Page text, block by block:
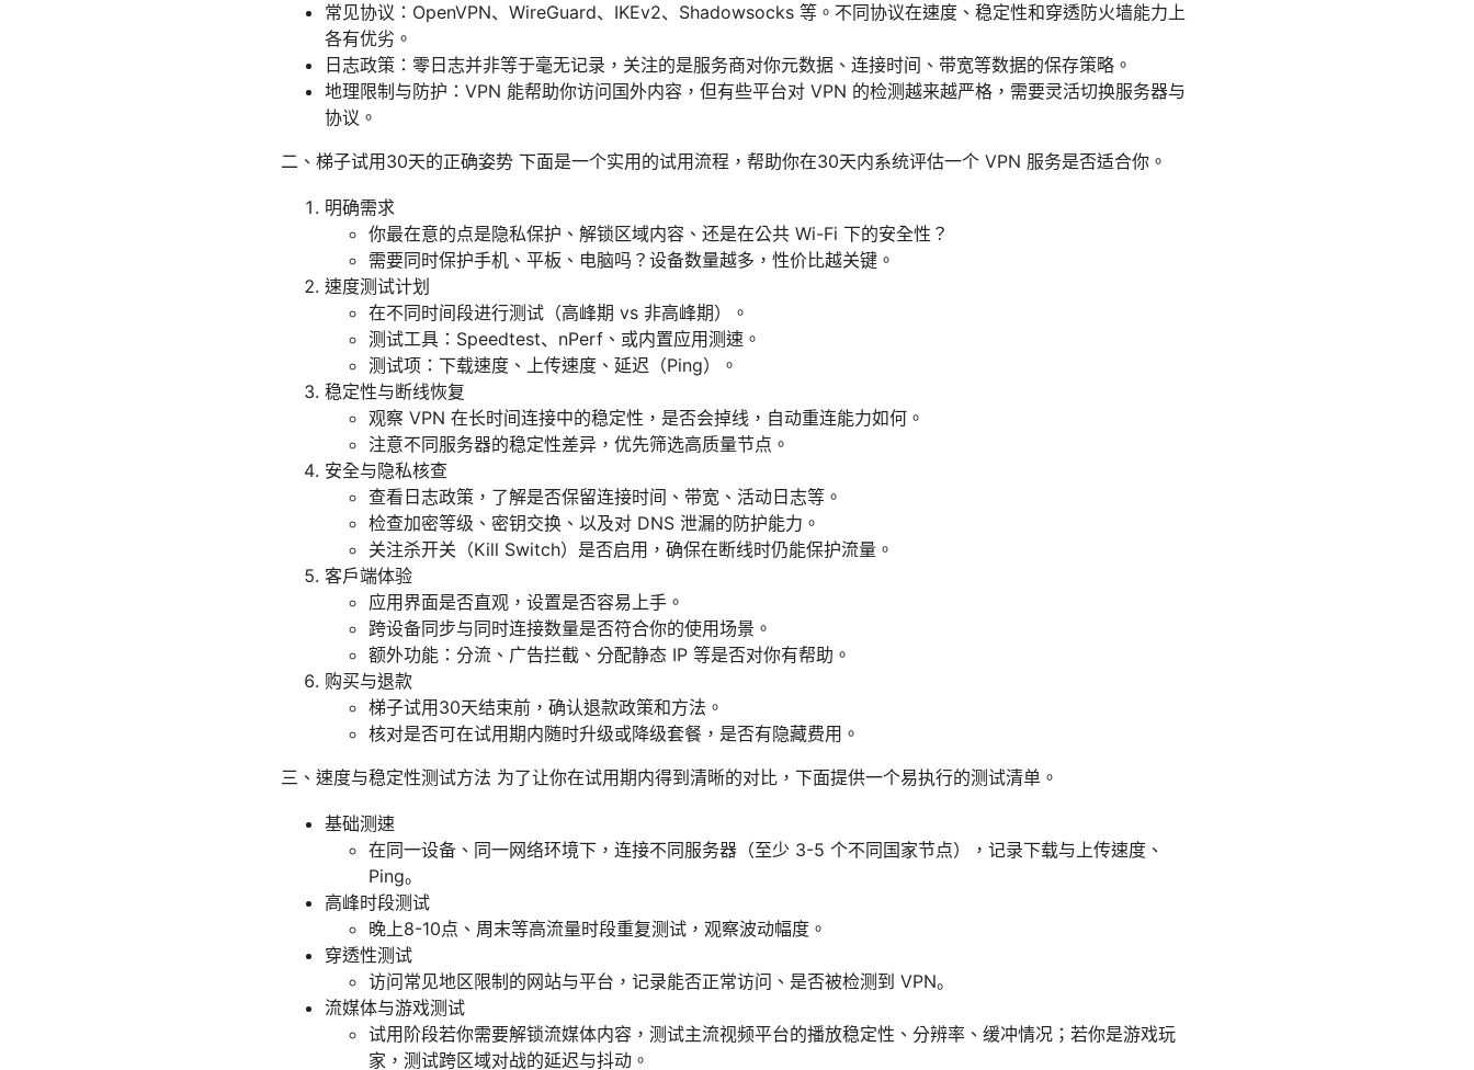
常见协议：OpenVPN、WireGuard、IKEv2、Shadowsocks 等。不同协议在速度、稳定性和穿透防火墙能力上
各有优劣。
日志政策：零日志并非等于毫无记录，关注的是服务商对你元数据、连接时间、带宽等数据的保存策略。
地理限制与防护：VPN 能帮助你访问国外内容，但有些平台对 VPN 的检测越来越严格，需要灵活切换服务器与
协议。
二、梯子试用30天的正确姿势 下面是一个实用的试用流程，帮助你在30天内系统评估一个 VPN 服务是否适合你。
明确需求
你最在意的点是隐私保护、解锁区域内容、还是在公共 Wi-Fi 下的安全性？
需要同时保护手机、平板、电脑吗？设备数量越多，性价比越关键。
速度测试计划
在不同时间段进行测试（高峰期 vs 非高峰期）。
测试工具：Speedtest、nPerf、或内置应用测速。
测试项：下载速度、上传速度、延迟（Ping）。
稳定性与断线恢复
观察 VPN 在长时间连接中的稳定性，是否会掉线，自动重连能力如何。
注意不同服务器的稳定性差异，优先筛选高质量节点。
安全与隐私核查
查看日志政策，了解是否保留连接时间、带宽、活动日志等。
检查加密等级、密钥交换、以及对 DNS 泄漏的防护能力。
关注杀开关（Kill Switch）是否启用，确保在断线时仍能保护流量。
客户端体验
应用界面是否直观，设置是否容易上手。
跨设备同步与同时连接数量是否符合你的使用场景。
额外功能：分流、广告拦截、分配静态 IP 等是否对你有帮助。
购买与退款
梯子试用30天结束前，确认退款政策和方法。
核对是否可在试用期内随时升级或降级套餐，是否有隐藏费用。
三、速度与稳定性测试方法 为了让你在试用期内得到清晰的对比，下面提供一个易执行的测试清单。
基础测速
在同一设备、同一网络环境下，连接不同服务器（至少 3-5 个不同国家节点），记录下载与上传速度、
Ping。
高峰时段测试
晚上8-10点、周末等高流量时段重复测试，观察波动幅度。
穿透性测试
访问常见地区限制的网站与平台，记录能否正常访问、是否被检测到 VPN。
流媒体与游戏测试
试用阶段若你需要解锁流媒体内容，测试主流视频平台的播放稳定性、分辨率、缓冲情况；若你是游戏玩
家，测试跨区域对战的延迟与抖动。